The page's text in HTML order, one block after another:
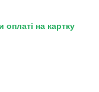
оплаті на картку